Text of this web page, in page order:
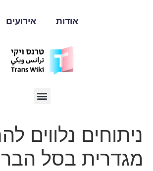
אודות אירועים
ניתוחים נלווים
מגדרית בסל